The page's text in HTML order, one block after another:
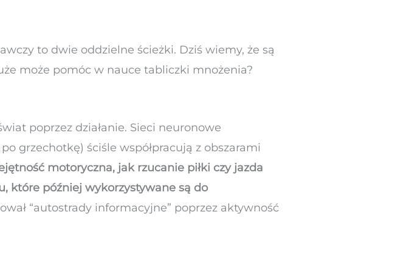
to dwie oddzielne ścieżki. Dziś wiemy, że są
może pomóc w nauce tabliczki mnożenia?
poprzez działanie. Sieci neuronowe
grzechotkę) ściśle współpracują z obszarami
motoryczna, jak rzucanie piłki czy jazda
które później wykorzystywane są do
“autostrady informacyjne” poprzez aktywność